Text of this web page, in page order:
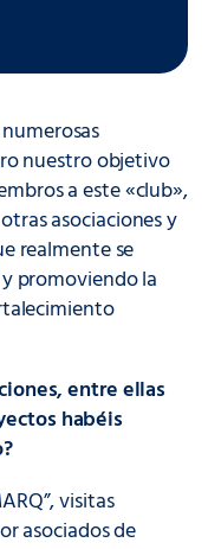
nuestro objetivo
a este «club»,
asociaciones y
realmente se
promoviendo la
entre ellas
habéis
visitas
asociados de